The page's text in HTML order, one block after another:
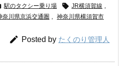
駅のタクシー乗り場  JR横須賀線 ,
奈川県京浜交通圏 , 神奈川県横須賀市
 Posted by たくのり管理人